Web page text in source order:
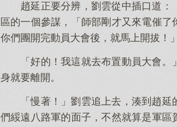
趙延正要分辨，劉雲從中插口道
區的一個參謀，「師部剛才又來電催了
你們團開完動員大會後，就馬上開拔！
「好的！我這就去布置動員大會
身就要離開。
「慢著！」劉雲追上去，湊到趙
們綏遠八路軍的面子，不然就算是軍